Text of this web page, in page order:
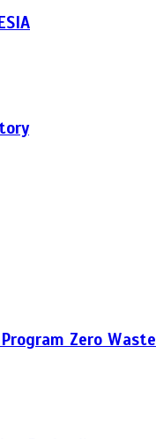
Zero Waste